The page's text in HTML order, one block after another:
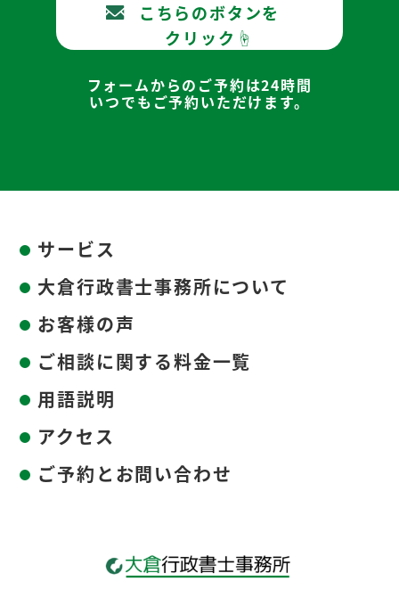
こちらのボタンを
クリック☝
フォームからのご予約は24時間
いつでもご予約いただけます。
サービス
大倉行政書士事務所について
お客様の声
ご相談に関する料金一覧
用語説明
アクセス
ご予約とお問い合わせ